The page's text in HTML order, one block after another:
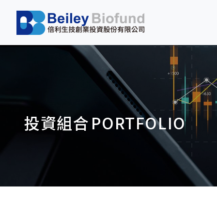
投資組合PORTFOLIO